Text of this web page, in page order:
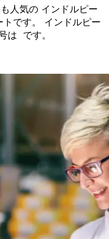
人気の インドルピー
です。 インドルピー
₹ です。